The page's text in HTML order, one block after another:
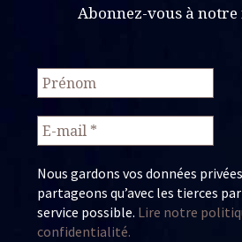
Abonnez-vous à
Nous gardons vos données
partageons qu’avec les tierces
service possible. Lire notre
confidentialité.